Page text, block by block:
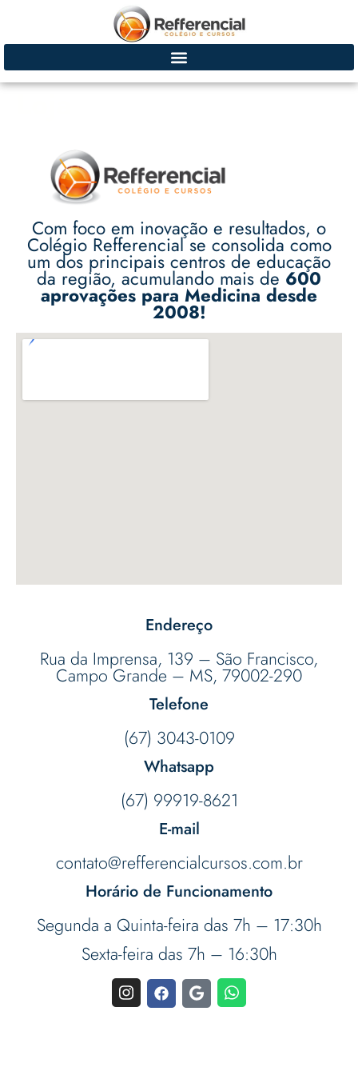
Com foco em inovação e resultados, o
Colégio Refferencial se consolida como
um dos principais centros de educação
da região, acumulando mais de 600
aprovações para Medicina desde
2008!
Endereço
Rua da Imprensa, 139 – São Francisco,
Campo Grande – MS, 79002-290
Telefone
(67) 3043-0109
Whatsapp
(67) 99919-8621
E-mail
contato@refferencialcursos.com.br
Horário de Funcionamento
Segunda a Quinta-feira das 7h – 17:30h
Sexta-feira das 7h – 16:30h